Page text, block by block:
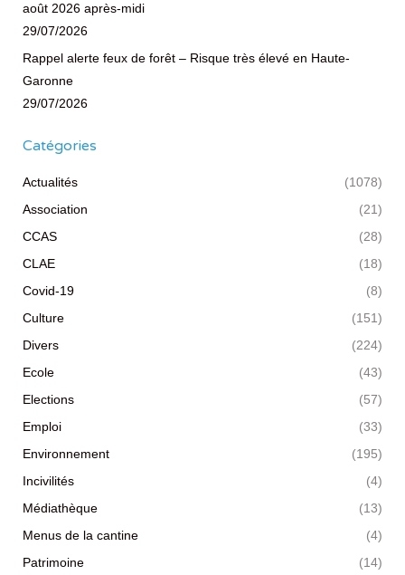
août 2026 après-midi
29/07/2026
Rappel alerte feux de forêt – Risque très élevé en Haute-
Garonne
29/07/2026
Catégories
Actualités
(1078)
Association
(21)
CCAS
(28)
CLAE
(18)
Covid-19
(8)
Culture
(151)
Divers
(224)
Ecole
(43)
Elections
(57)
Emploi
(33)
Environnement
(195)
Incivilités
(4)
Médiathèque
(13)
Menus de la cantine
(4)
Patrimoine
(14)